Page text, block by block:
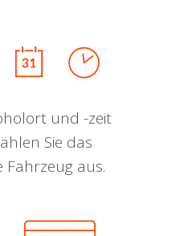
und -zeit
Sie das
Fahrzeug aus.